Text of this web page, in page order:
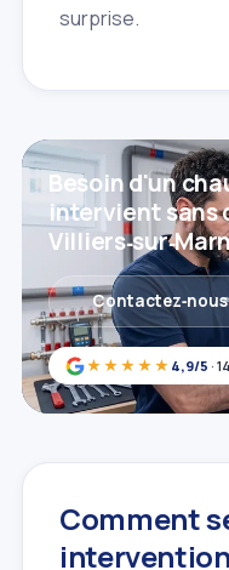
surprise.
★★★★★ 4,9/5 ·
Besoin d'un
intervient sans
Contactez‑nous
Comment